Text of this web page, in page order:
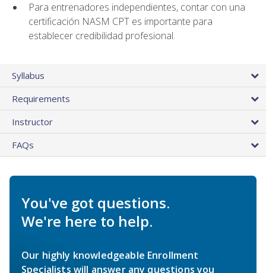
Para entrenadores independientes, contar con una
certificación NASM CPT es importante para
establecer credibilidad profesional.
Syllabus
Requirements
Instructor
FAQs
You've got questions.
We're here to help.
Our highly knowledgeable Enrollment
Specialists will answer any questions you